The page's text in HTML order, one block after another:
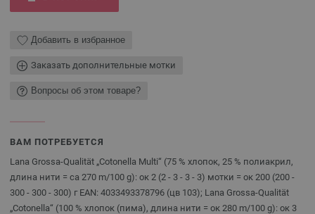
Добавить в избранное
Заказать дополнительные мотки
Вопросы об этом товаре?
ВАМ ПОТРЕБУЕТСЯ
Lana Grossa-Qualität „Cotonella Multi“ (75 % хлопок, 25 % полиакрил,
длина нити = ca 270 m/100 g): ок 2 (2 - 3 - 3 - 3) мотки = ок 200 (200 -
300 - 300 - 300) г EAN: 4033493378796 (цв 103); Lana Grossa-Qualität
„Cotonella“ (100 % хлопок (пима), длина нити = ок 280 m/100 g): ок 3